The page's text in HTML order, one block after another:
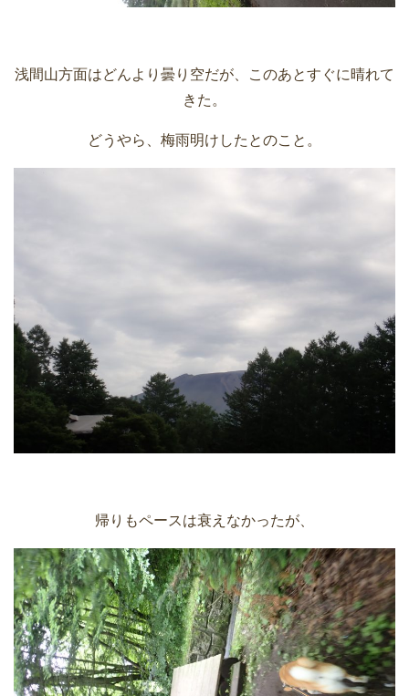
浅間山方面はどんより曇り空だが、このあとすぐに晴れて
きた。
どうやら、梅雨明けしたとのこと。
帰りもペースは衰えなかったが、